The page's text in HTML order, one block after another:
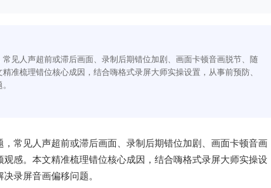
见人声超前或滞后画面、录制后期错位加剧、画面卡顿音画脱节、随
准梳理错位核心成因，结合嗨格式录屏大师实操设置，从事前预防、
常见人声超前或滞后画面、录制后期错位加剧、画面卡顿音画
感。本文精准梳理错位核心成因，结合嗨格式录屏大师实操设
录屏音画偏移问题。